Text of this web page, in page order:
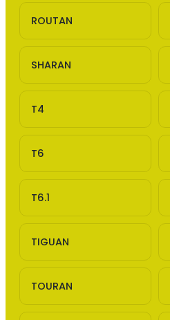
ROUTAN
SHARAN
T4
T6
T6.1
TIGUAN
TOURAN